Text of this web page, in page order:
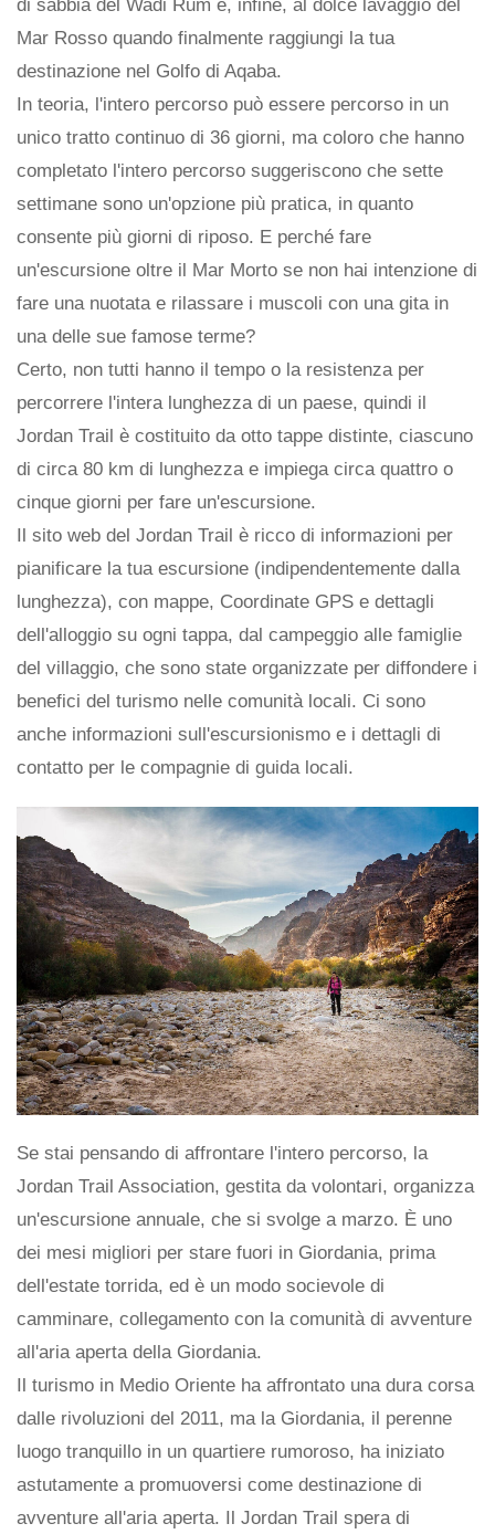
di sabbia del Wadi Rum e, infine, al dolce lavaggio del
Mar Rosso quando finalmente raggiungi la tua
destinazione nel Golfo di Aqaba.
In teoria, l'intero percorso può essere percorso in un
unico tratto continuo di 36 giorni, ma coloro che hanno
completato l'intero percorso suggeriscono che sette
settimane sono un'opzione più pratica, in quanto
consente più giorni di riposo. E perché fare
un'escursione oltre il Mar Morto se non hai intenzione di
fare una nuotata e rilassare i muscoli con una gita in
una delle sue famose terme?
Certo, non tutti hanno il tempo o la resistenza per
percorrere l'intera lunghezza di un paese, quindi il
Jordan Trail è costituito da otto tappe distinte, ciascuno
di circa 80 km di lunghezza e impiega circa quattro o
cinque giorni per fare un'escursione.
Il sito web del Jordan Trail è ricco di informazioni per
pianificare la tua escursione (indipendentemente dalla
lunghezza), con mappe, Coordinate GPS e dettagli
dell'alloggio su ogni tappa, dal campeggio alle famiglie
del villaggio, che sono state organizzate per diffondere i
benefici del turismo nelle comunità locali. Ci sono
anche informazioni sull'escursionismo e i dettagli di
contatto per le compagnie di guida locali.
Se stai pensando di affrontare l'intero percorso, la
Jordan Trail Association, gestita da volontari, organizza
un'escursione annuale, che si svolge a marzo. È uno
dei mesi migliori per stare fuori in Giordania, prima
dell'estate torrida, ed è un modo socievole di
camminare, collegamento con la comunità di avventure
all'aria aperta della Giordania.
Il turismo in Medio Oriente ha affrontato una dura corsa
dalle rivoluzioni del 2011, ma la Giordania, il perenne
luogo tranquillo in un quartiere rumoroso, ha iniziato
astutamente a promuoversi come destinazione di
avventure all'aria aperta. Il Jordan Trail spera di